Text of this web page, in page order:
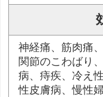
神経痛、筋肉痛
関節のこわばり
病、痔疾、冷え
性皮膚病、慢性